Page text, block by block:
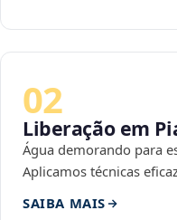
02
Liberação em
Água demorando para
Aplicamos técnicas
SAIBA MAIS